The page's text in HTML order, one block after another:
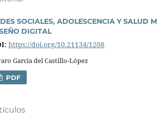
SOCIALES, ADOLESCENCIA Y SALUD
DIGITAL
https://doi.org/10.21134/1208
Garcí­a del Castillo-López
PDF